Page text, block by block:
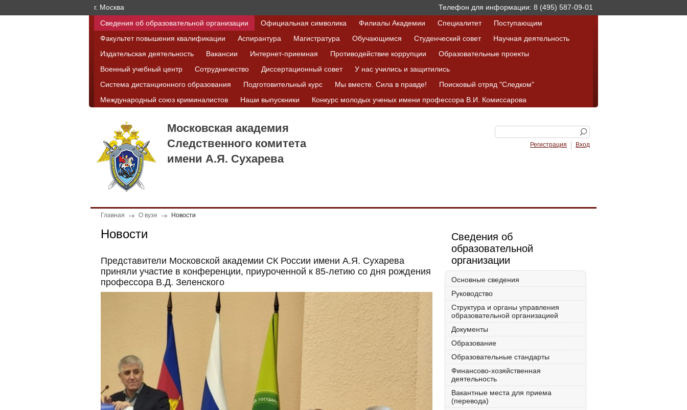
г. Москва
Телефон для информации: 8 (495) 587-09-01
Сведения об образовательной организации
Официальная символика Филиалы Академии Специалитет
Поступающим
Факультет повышения квалификации
Аспирантура Магистратура Обучающимся Студенческий совет
Научная деятельность
Издательская деятельность
Вакансии Интернет-приемная Противодействие коррупции
Образовательные проекты
Военный учебный центр
Сотрудничество Диссертационный совет
У нас учились и защитились
Система дистанционного образования
Подготовительный курс Мы вместе. Сила в правде!
Поисковый отряд "Следком"
Международный союз криминалистов
Наши выпускники Конкурс молодых ученых имени профессора В.И. Комиссарова
Московская академия
Следственного комитета
имени А.Я. Сухарева
Регистрация Вход
Главная О вузе Новости
Сведения об
образовательной
организации
Основные сведения
Руководство
Структура и органы управления
образовательной организацией
Документы
Образование
Образовательные стандарты
Финансово-хозяйственная
деятельность
Вакантные места для приема
(перевода)
Новости
Представители Московской академии СК России имени А.Я. Сухарева
приняли участие в конференции, приуроченной к 85-летию со дня рождения
профессора В.Д. Зеленского